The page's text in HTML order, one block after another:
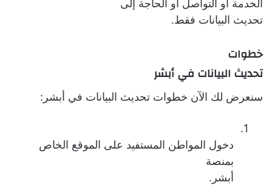
الخدمة أو التواصل أو الحاجة إلى
تحديث البيانات فقط.
خطوات
تحديث البيانات في أبشر
سنعرض لك الآن خطوات تحديث البيانات في أبشر:
1.
دخول المواطن المستفيد على الموقع الخاص
بمنصة
أبشر.